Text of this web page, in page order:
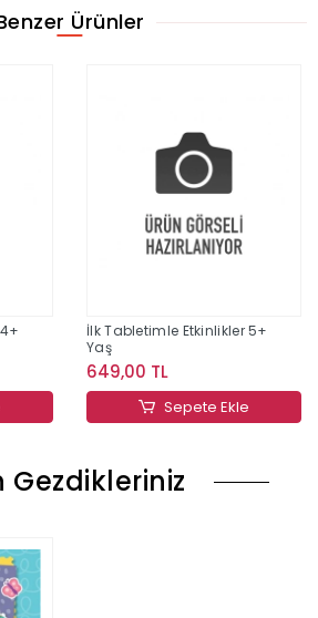
Ürünler
İlk Tabletimle Etkinlikler 5+
Yaş
649,00 TL
Sepete Ekle
Gezdikleriniz